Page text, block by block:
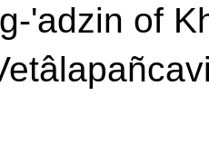
'adzin of